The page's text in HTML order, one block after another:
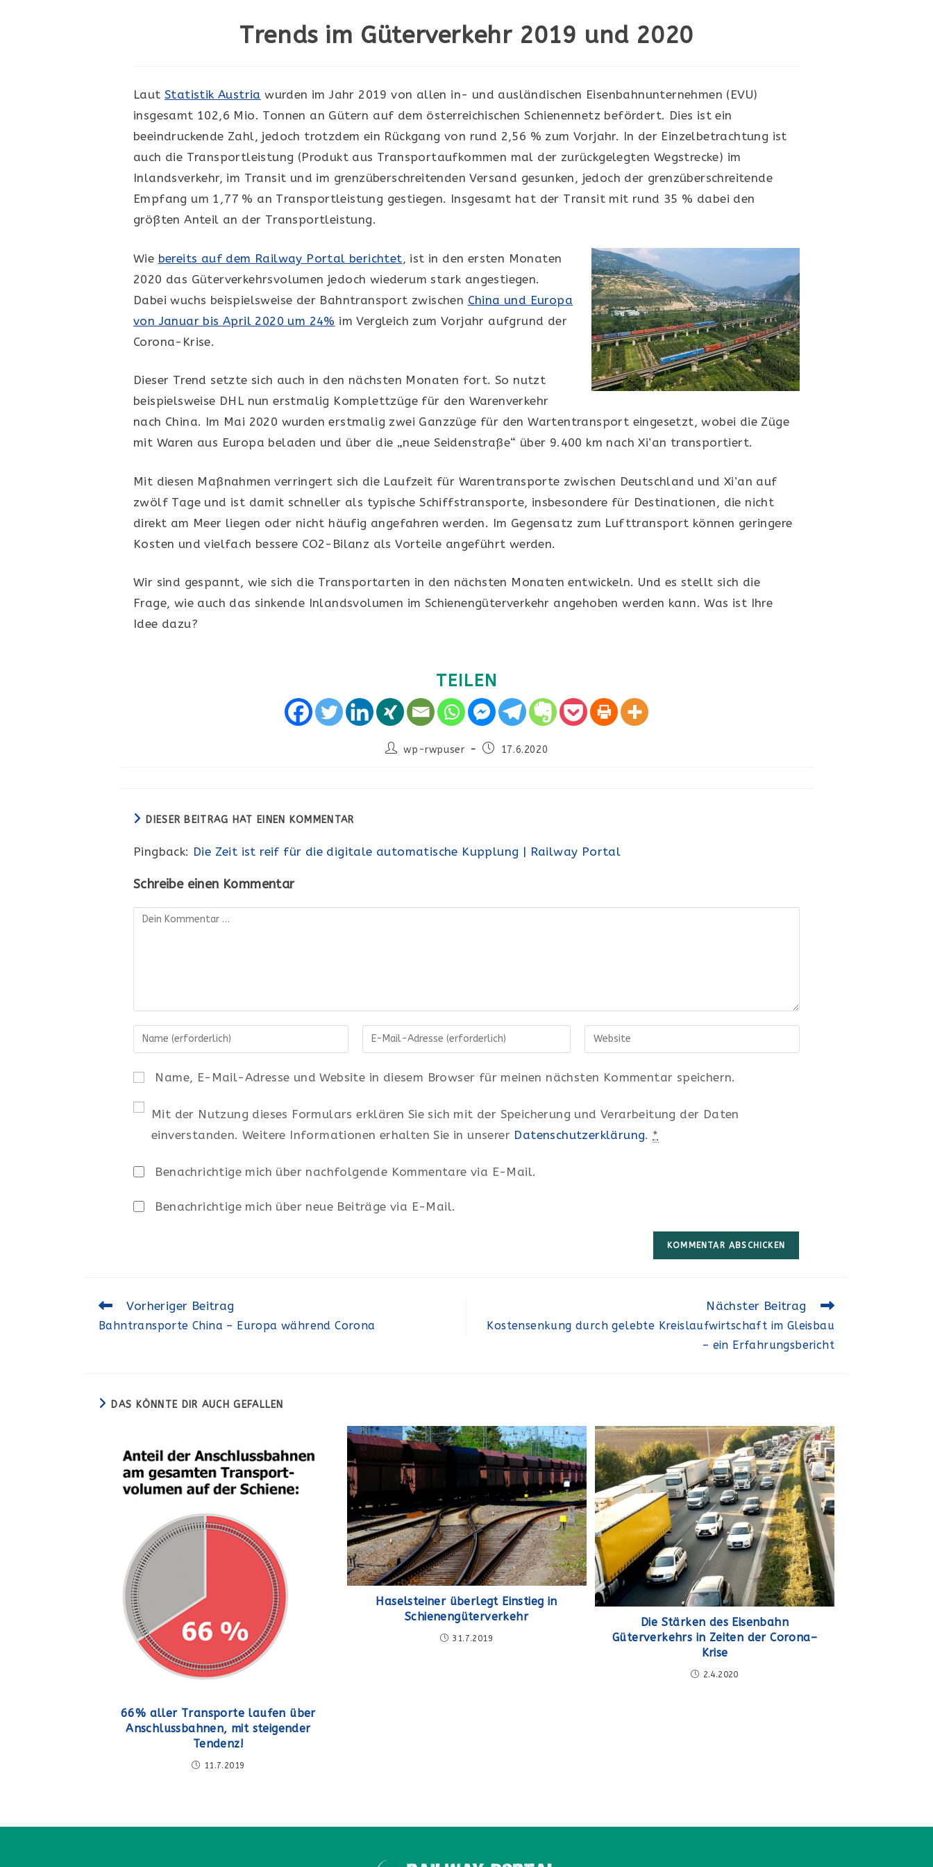
Trends im Güterverkehr 2019 und 2020
Laut Statistik Austria wurden im Jahr 2019 von allen in- und ausländischen Eisenbahnunternehmen (EVU)
insgesamt 102,6 Mio. Tonnen an Gütern auf dem österreichischen Schienennetz befördert. Dies ist ein
beeindruckende Zahl, jedoch trotzdem ein Rückgang von rund 2,56 % zum Vorjahr. In der Einzelbetrachtung ist
auch die Transportleistung (Produkt aus Transportaufkommen mal der zurückgelegten Wegstrecke) im
Inlandsverkehr, im Transit und im grenzüberschreitenden Versand gesunken, jedoch der grenzüberschreitende
Empfang um 1,77 % an Transportleistung gestiegen. Insgesamt hat der Transit mit rund 35 % dabei den
größten Anteil an der Transportleistung.
Wie bereits auf dem Railway Portal berichtet, ist in den ersten Monaten
2020 das Güterverkehrsvolumen jedoch wiederum stark angestiegen.
Dabei wuchs beispielsweise der Bahntransport zwischen China und Europa
von Januar bis April 2020 um 24% im Vergleich zum Vorjahr aufgrund der
Corona-Krise.
Dieser Trend setzte sich auch in den nächsten Monaten fort. So nutzt
beispielsweise DHL nun erstmalig Komplettzüge für den Warenverkehr
nach China. Im Mai 2020 wurden erstmalig zwei Ganzzüge für den Wartentransport eingesetzt, wobei die Züge
mit Waren aus Europa beladen und über die „neue Seidenstraße“ über 9.400 km nach Xi’an transportiert.
Mit diesen Maßnahmen verringert sich die Laufzeit für Warentransporte zwischen Deutschland und Xi’an auf
zwölf Tage und ist damit schneller als typische Schiffstransporte, insbesondere für Destinationen, die nicht
direkt am Meer liegen oder nicht häufig angefahren werden. Im Gegensatz zum Lufttransport können geringere
Kosten und vielfach bessere CO2-Bilanz als Vorteile angeführt werden.
Wir sind gespannt, wie sich die Transportarten in den nächsten Monaten entwickeln. Und es stellt sich die
Frage, wie auch das sinkende Inlandsvolumen im Schienengüterverkehr angehoben werden kann. Was ist Ihre
Idee dazu?
TEILEN
Beitrags-
wp-rwpuser
Beitrag17.6.2020
DIESER BEITRAG HAT EINEN KOMMENTAR
Pingback: Die Zeit ist reif für die digitale automatische Kupplung | Railway Portal
Schreibe einen Kommentar
Kommentar
Gib
deinen
oder
Benutzernamen
zum
Kommentieren
Gib
deine
Mail-
zum
Kommentieren
Gib
deine
URL
(optional)
Name, E-Mail-Adresse und Website in diesem Browser für meinen nächsten Kommentar speichern.
Mit der Nutzung dieses Formulars erklären Sie sich mit der Speicherung und Verarbeitung der Daten
einverstanden. Weitere Informationen erhalten Sie in unserer Datenschutzerklärung. *
Benachrichtige mich über nachfolgende Kommentare via E-Mail.
Benachrichtige mich über neue Beiträge via E-Mail.
Weitere
ansehen
Vorheriger Beitrag
Bahntransporte China – Europa während Corona
Nächster Beitrag
Kostensenkung durch gelebte Kreislaufwirtschaft im Gleisbau
– ein Erfahrungsbericht
DAS KÖNNTE DIR AUCH GEFALLEN
66% aller Transporte laufen über
Anschlussbahnen, mit steigender
Tendenz!
11.7.2019
Haselsteiner überlegt Einstieg in
Schienengüterverkehr
31.7.2019
Die Stärken des Eisenbahn
Güterverkehrs in Zeiten der Corona–
Krise
2.4.2020